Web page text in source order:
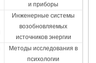
и приборы
Инженерные системы
возобновляемых
источников энергии
Методы исследования в
психологии